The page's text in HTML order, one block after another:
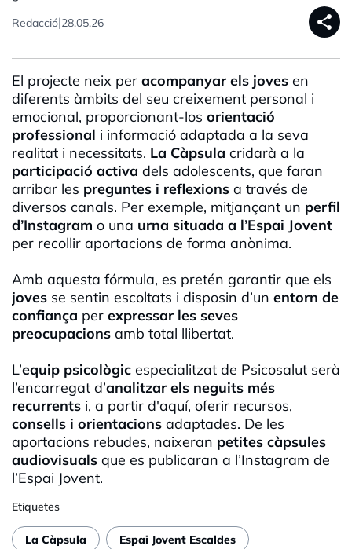
Redacció|28.05.26 share
El projecte neix per acompanyar els joves en
diferents àmbits del seu creixement personal i
emocional, proporcionant-los orientació
professional i informació adaptada a la seva
realitat i necessitats. La Càpsula cridarà a la
participació activa dels adolescents, que faran
arribar les preguntes i reflexions a través de
diversos canals. Per exemple, mitjançant un perfil
d’Instagram o una urna situada a l’Espai Jovent
per recollir aportacions de forma anònima.
Amb aquesta fórmula, es pretén garantir que els
joves se sentin escoltats i disposin d’un entorn de
confiança per expressar les seves
preocupacions amb total llibertat.
L’equip psicològic especialitzat de Psicosalut serà
l’encarregat d’analitzar els neguits més
recurrents i, a partir d'aquí, oferir recursos,
consells i orientacions adaptades. De les
aportacions rebudes, naixeran petites càpsules
audiovisuals que es publicaran a l’Instagram de
l’Espai Jovent.
Etiquetes
La Càpsula Espai Jovent Escaldes